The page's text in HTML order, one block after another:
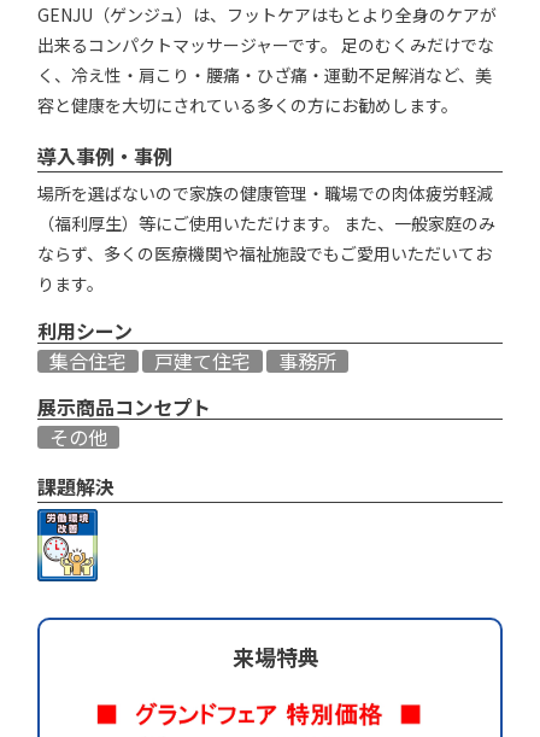
GENJU（ゲンジュ）は、フットケアはもとより全身のケアが
出来るコンパクトマッサージャーです。 足のむくみだけでな
く、冷え性・肩こり・腰痛・ひざ痛・運動不足解消など、美
容と健康を大切にされている多くの方にお勧めします。
導入事例・事例
場所を選ばないので家族の健康管理・職場での肉体疲労軽減
（福利厚生）等にご使用いただけます。 また、一般家庭のみ
ならず、多くの医療機関や福祉施設でもご愛用いただいてお
ります。
利用シーン
集合住宅
戸建て住宅
事務所
展示商品コンセプト
その他
課題解決
来場特典